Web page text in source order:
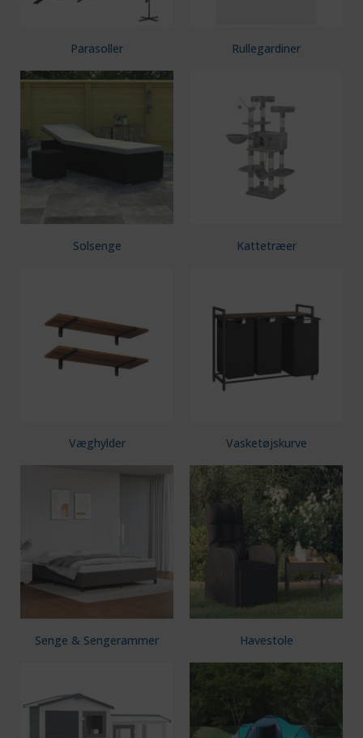
Parasoller Rullegardiner
Solsenge Kattetræer
Væghylder Vasketøjskurve
Senge & Sengerammer Havestole